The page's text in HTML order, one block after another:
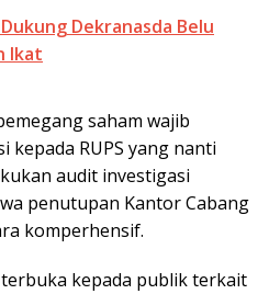
Dekranasda Belu
Ikat
saham wajib
kepada RUPS yang nanti
audit investigasi
penutupan Kantor Cabang
komperhensif.
kepada publik terkait